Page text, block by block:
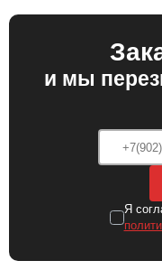
и мы
Я